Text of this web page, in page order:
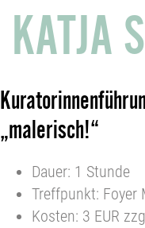
KATJA
„malerisch!“
Dauer: 1 Stunde
Treffpunkt: Foyer
Kosten: 3 EUR